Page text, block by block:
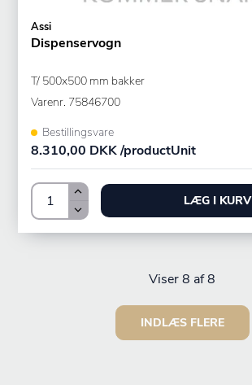
Assi
Dispenservogn
T/ 500x500 mm bakker
Varenr. 75846700
Bestillingsvare
8.310,00 DKK /productUnit
LÆG I KURV
Viser8 af 8
INDLÆS FLERE